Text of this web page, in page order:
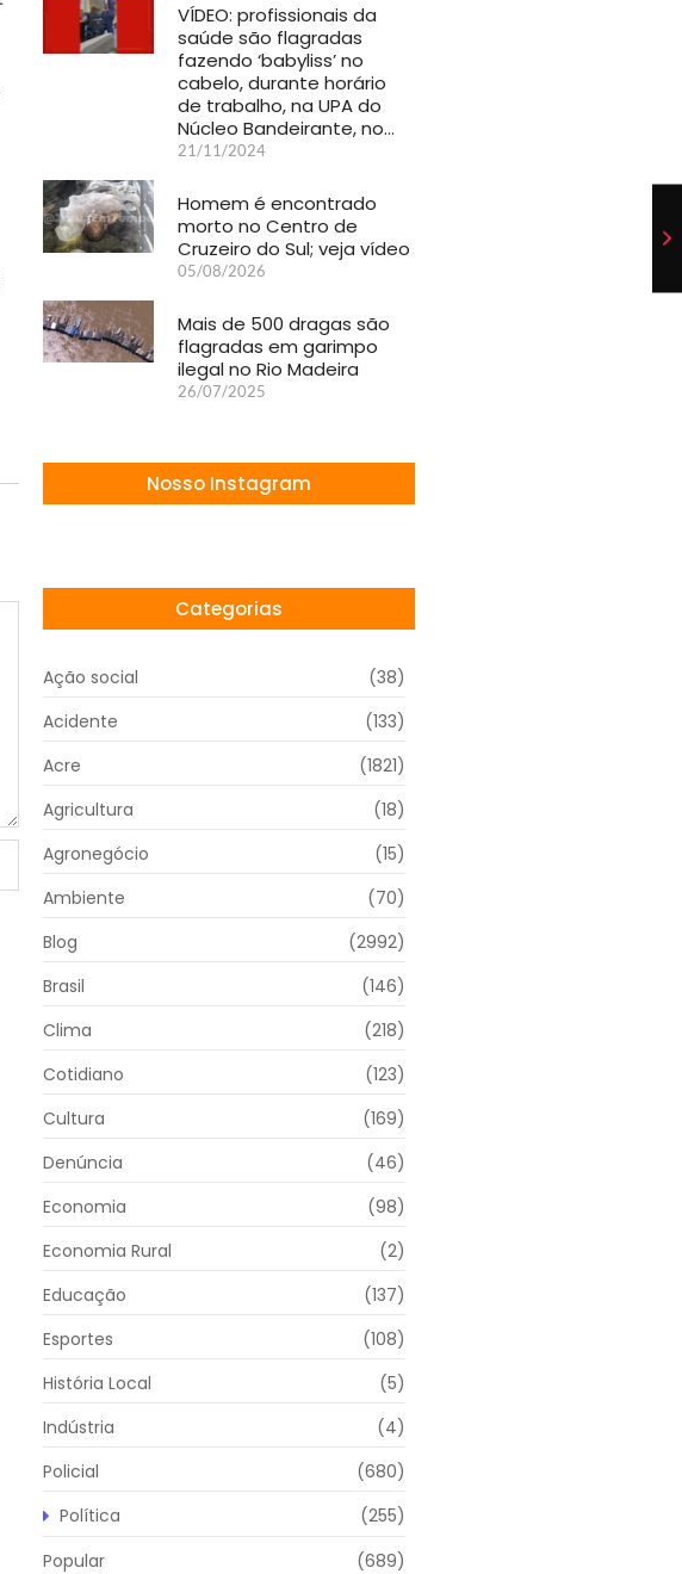
VÍDEO: profissionais da
saúde são flagradas
fazendo ‘babyliss’ no
cabelo, durante horário
de trabalho, na UPA do
Núcleo Bandeirante, no…
21/11/2024
Homem é encontrado
morto no Centro de
Cruzeiro do Sul; veja vídeo
05/08/2026
Mais de 500 dragas são
flagradas em garimpo
ilegal no Rio Madeira
26/07/2025
Nosso Instagram
Categorias
Ação social
(38)
Acidente
(133)
Acre
(1821)
Agricultura
(18)
Agronegócio
(15)
Ambiente
(70)
Blog
(2992)
Brasil
(146)
Clima
(218)
Cotidiano
(123)
Cultura
(169)
Denúncia
(46)
Economia
(98)
Economia Rural
(2)
Educação
(137)
Esportes
(108)
História Local
(5)
Indústria
(4)
Policial
(680)
Política
(255)
Popular
(689)